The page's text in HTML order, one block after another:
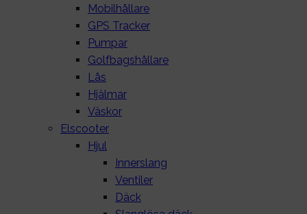
Mobilhållare
GPS Tracker
Pumpar
Golfbagshållare
Lås
Hjälmar
Väskor
Elscooter
Hjul
Innerslang
Ventiler
Däck